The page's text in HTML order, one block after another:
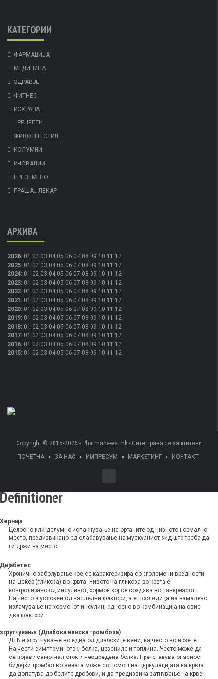
КАТЕГОРИИ
ФАРМАЦИЈА
МЕДИЦИНА
ЗДРАВЈЕ
ФИТНЕС
ИСХРАНА
РЕЦЕПТИ
ЖИВОТЕН СТИЛ
КОЛУМНИ
ИНОВАЦИИ
ПРЕЗЕМЕНО
ПРАШАЈ ЛЕКАР
АРХИВА
2026: 01 02 03 04 05 06 07 08 09 10 11 12
2025: 01 02 03 04 05 06 07 08 09 10 11 12
2024: 01 02 03 04 05 06 07 08 09 10 11 12
2023: 01 02 03 04 05 06 07 08 09 10 11 12
2022: 01 02 03 04 05 06 07 08 09 10 11 12
2021 : 01 02 03 04 05 06 07 08 09 10 11 12
2020: 01 02 03 04 05 06 07 08 09 10 11 12
2019: 01 02 03 04 05 06 07 08 09 10 11 12
2018: 01 02 03 04 05 06 07 08 09 10 11 12
2017: 01 02 03 04 05 06 07 08 09 10 11 12
2016: 01 02 03 04 05 06 07 08 09 10 11 12
2015: 01 02 03 04 05 06 07 08 09 10 11 12
Copyright © 2015-2026 - Pharmanews.mk - Сите права се заштитени
ПОЧЕТНА
ЗА НАС ИМПРЕСУМ МАРКЕТИНГ КОНТАКТ
Definitioner
Хернија
Целосно или делумно испакнување на органите од нивното нормално
место, предизвикано од олабавување на мускулниот ѕид што треба да
ги држи на место.
Дијабетес
Хронично заболување кое се карактеризира со зголемени вредности
на шеќер (гликоза) во крвта. Нивото на гликоза во крвта е
контролирано од инсулинот, хормон кој се создава во панкреасот.
Најчесто е условен од наследни фактори, а е последица на намалено
излачување на хормонот инсулин, односно во комбинација на овие
два фактори.
згрутчување (Длабока венска тромбоза)
ДТВ е згрутчување во една од длабоките вени, најчесто во нозете.
Најчести симптоми: оток, болка, црвенило и топлина. Често може да
се појави само мал оток и неодредена болка. Претставува опасност
бидејќи тромбот во вената може со помош на циркулацијата на крвта
да допатува до белите дробови, и да предизвика затнување на крвен